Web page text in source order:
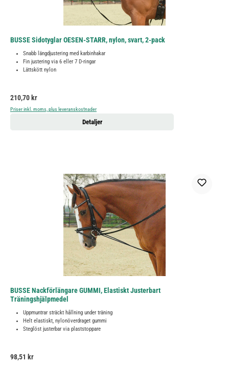
BUSSE Sidotyglar OESEN-STARR, nylon, svart, 2-pack
Snabb längdjustering med karbinhakar
Fin justering via 6 eller 7 D-ringar
Lättskött nylon
Ordinarie pris:
210,70 kr
Priser inkl. moms, plus leveranskostnader
Detaljer
BUSSE Nackförlängare GUMMI, Elastiskt Justerbart
Träningshjälpmedel
Uppmuntrar sträckt hållning under träning
Helt elastiskt, nylonöverdraget gummi
Steglöst justerbar via plaststoppare
Ordinarie pris:
98,51 kr